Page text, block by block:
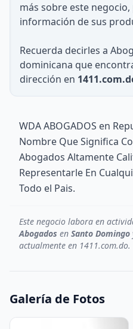
más sobre este
información de sus
Recuerda decirles a
dominicana que
dirección en
WDA ABOGADOS en
Nombre Que Significa
Abogados Altamente
Representarle En
Todo el Pais.
Este negocio labora en
Abogados en Santo Domingo
actualmente en 1411.com.do.
Galería de Fotos